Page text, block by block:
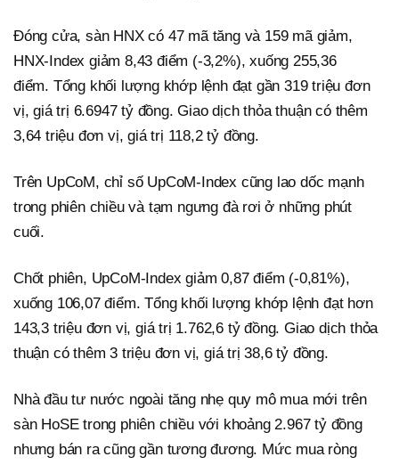
Đóng cửa, sàn HNX có 47 mã tăng và 159 mã giảm,
HNX-Index giảm 8,43 điểm (-3,2%), xuống 255,36
điểm. Tổng khối lượng khớp lệnh đạt gần 319 triệu đơn
vị, giá trị 6.6947 tỷ đồng. Giao dịch thỏa thuận có thêm
3,64 triệu đơn vị, giá trị 118,2 tỷ đồng.
Trên UpCoM, chỉ số UpCoM-Index cũng lao dốc mạnh
trong phiên chiều và tạm ngưng đà rơi ở những phút
cuối.
Chốt phiên, UpCoM-Index giảm 0,87 điểm (-0,81%),
xuống 106,07 điểm. Tổng khối lượng khớp lệnh đạt hơn
143,3 triệu đơn vị, giá trị 1.762,6 tỷ đồng. Giao dịch thỏa
thuận có thêm 3 triệu đơn vị, giá trị 38,6 tỷ đồng.
Nhà đầu tư nước ngoài tăng nhẹ quy mô mua mới trên
sàn HoSE trong phiên chiều với khoảng 2.967 tỷ đồng
nhưng bán ra cũng gần tương đương. Mức mua ròng